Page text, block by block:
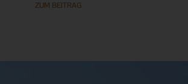
ZUM BEITRAG